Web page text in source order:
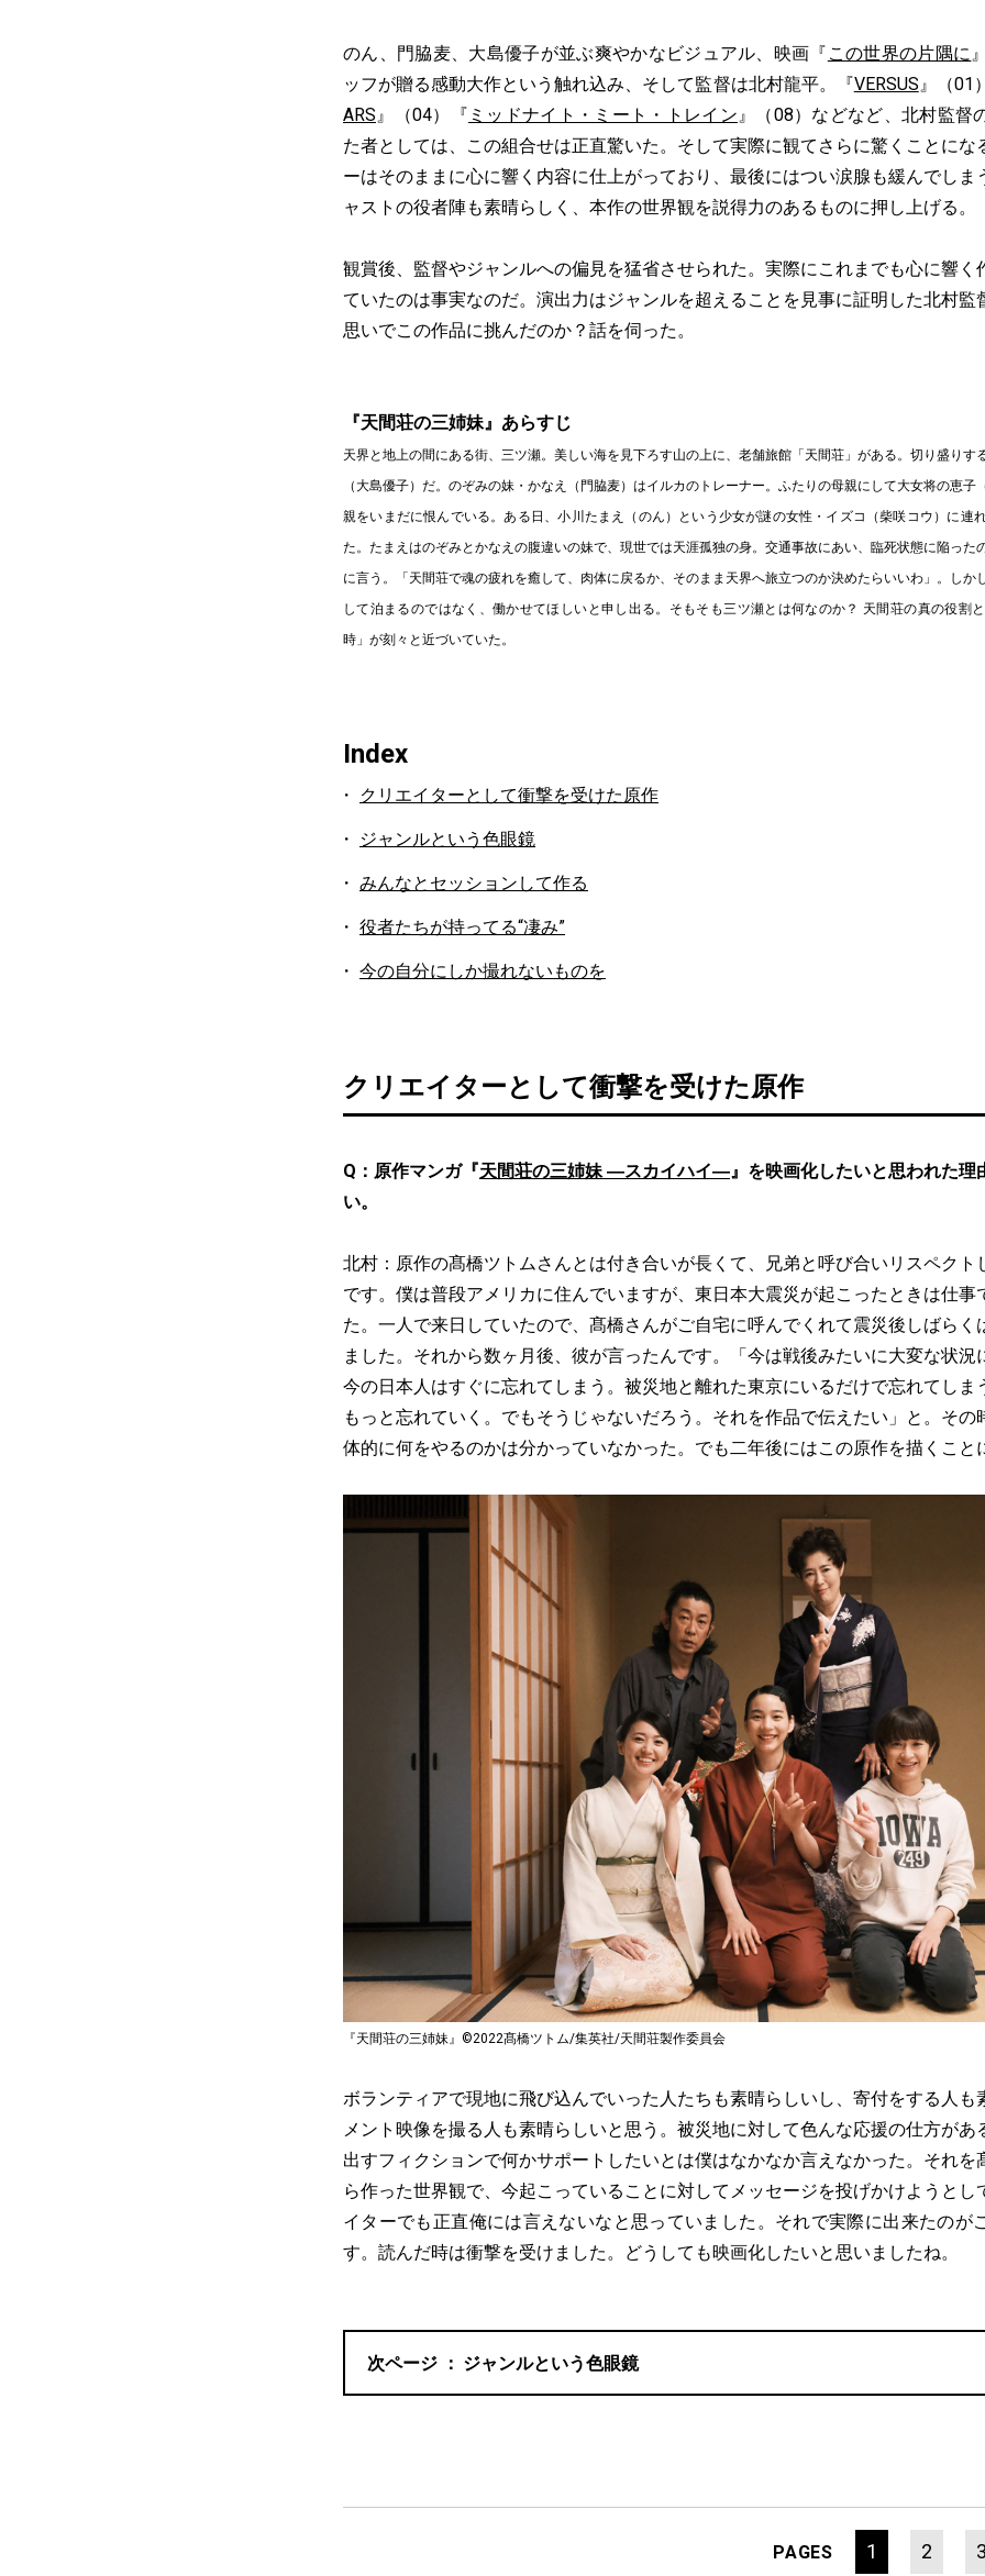
のん、門脇麦、大島優子が並ぶ爽やかなビジュアル、映画『 この世界の片隅に
ッフが贈る感動大作という触れ込み、そして監督は北村龍平。『VERSUS』（01
ARS』（04）『 ミッドナイト・ミート・トレイン』（08）などなど、北村監督
た者としては、この組合せは正直驚いた。そして実際に観てさらに驚くことにな
ーはそのままに心に響く内容に仕上がっており、最後にはつい涙腺も緩んでしま
ャストの役者陣も素晴らしく、本作の世界観を説得力のあるものに押し上げる。
観賞後、監督やジャンルへの偏見を猛省させられた。実際にこれまでも心に響く
ていたのは事実なのだ。演出力はジャンルを超えることを見事に証明した北村監
思いでこの作品に挑んだのか？話を伺った。
『天間荘の三姉妹』あらすじ
天界と地上の間にある街、三ツ瀬。美しい海を見下ろす山の上に、老舗旅館「天間荘」がある。切り盛りす
（大島優子）だ。のぞみの妹・かなえ（門脇麦）はイルカのトレーナー。ふたりの母親にして大女将の恵子
親をいまだに恨んでいる。ある日、小川たまえ（のん）という少女が謎の女性・イズコ（柴咲コウ）に連
た。たまえはのぞみとかなえの腹違いの妹で、現世では天涯孤独の身。交通事故にあい、臨死状態に陥った
に言う。「天間荘で魂の疲れを癒して、肉体に戻るか、そのまま天界へ旅立つのか決めたらいいわ」。しか
して泊まるのではなく、働かせてほしいと申し出る。そもそも三ツ瀬とは何なのか？ 天間荘の真の役割
時」が刻々と近づいていた。
Index
クリエイターとして衝撃を受けた原作
ジャンルという色眼鏡
みんなとセッションして作る
役者たちが持ってる“凄み”
今の自分にしか撮れないものを
クリエイターとして衝撃を受けた原作
Q：原作マンガ『天間荘の三姉妹 ―スカイハイ―』を映画化したいと思われた理
い。
北村：原作の髙橋ツトムさんとは付き合いが長くて、兄弟と呼び合いリスペクト
です。僕は普段アメリカに住んでいますが、東日本大震災が起こったときは仕事
た。一人で来日していたので、髙橋さんがご自宅に呼んでくれて震災後しばらく
ました。それから数ヶ月後、彼が言ったんです。「今は戦後みたいに大変な状況
今の日本人はすぐに忘れてしまう。被災地と離れた東京にいるだけで忘れてしま
もっと忘れていく。でもそうじゃないだろう。それを作品で伝えたい」と。その
体的に何をやるのかは分かっていなかった。でも二年後にはこの原作を描くこと
『天間荘の三姉妹』©2022髙橋ツトム/集英社/天間荘製作委員会
ボランティアで現地に飛び込んでいった人たちも素晴らしいし、寄付をする人も
メント映像を撮る人も素晴らしいと思う。被災地に対して色んな応援の仕方があ
出すフィクションで何かサポートしたいとは僕はなかなか言えなかった。それを
ら作った世界観で、今起こっていることに対してメッセージを投げかけようとし
イターでも正直俺には言えないなと思っていました。それで実際に出来たのが
す。読んだ時は衝撃を受けました。どうしても映画化したいと思いましたね。
ジャンルという色眼鏡
PAGES 1 2 3